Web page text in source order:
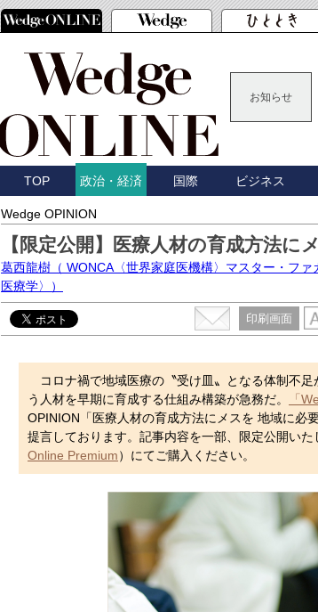
お知らせ
TOP 政治・経済 国際 ビジネス
Wedge OPINION
【限定公開】医療人材の育成方法に
葛西龍樹 （ WONCA〈世界家庭医機構〉マスター・フ
医療学〉）
印刷画面
コロナ禍で地域医療の〝受け皿〟となる体制不
う人材を早期に育成する仕組み構築が急務だ。
「
OPINION「医療人材の育成方法にメスを 地域に必
提言しております。記事内容を一部、限定公開い
Online Premium）にてご購入ください。